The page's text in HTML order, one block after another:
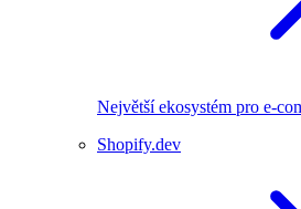
Největší ekosystém pro e-
Shopify.dev